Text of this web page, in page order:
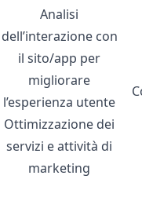
Analisi
dell’interazione con
il sito/app per
migliorare
l’esperienza utente
Ottimizzazione dei
servizi e attività di
marketing